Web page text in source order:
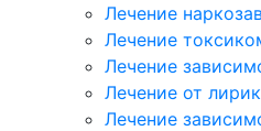
Лечение
Лечение
Лечение
Лечение от
Лечение